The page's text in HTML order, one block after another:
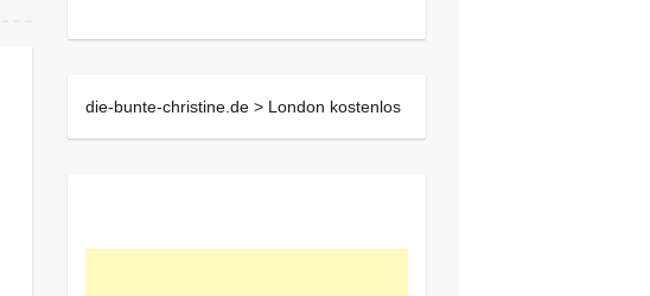
die-bunte-christine.de > London kostenlos